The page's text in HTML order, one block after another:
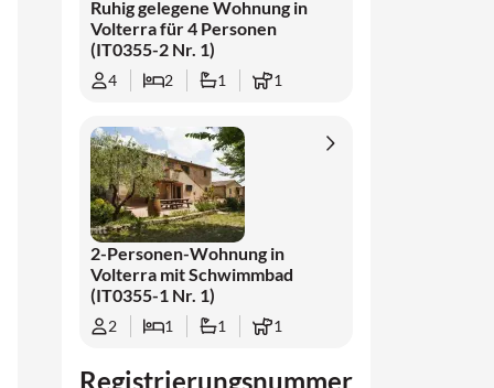
Ausgangsbasis, um die Toskana in Ihrem
eigenen Tempo zu erleben.
Ruhig gelegene Wohnung in
Volterra für 4 Personen
(IT0355-2 Nr. 1)
4 2 1 1
2-Personen-Wohnung in
Volterra mit Schwimmbad
(IT0355-1 Nr. 1)
2 1 1 1
Registrierungsnummer